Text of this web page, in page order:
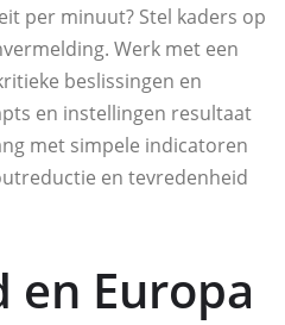
per minuut? Stel kaders op
Werk met een
beslissingen en
en instellingen resultaat
met simpele indicatoren
en tevredenheid
en Europa